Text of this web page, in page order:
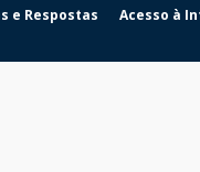
e Respostas Acesso à